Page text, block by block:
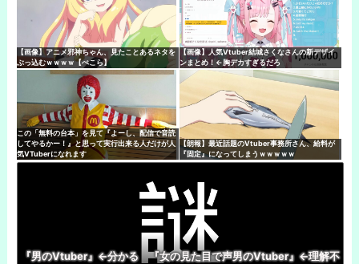
【画像】アニメ邪神ちゃん、見たことあるネタを
ぶっ込むｗｗｗｗ【ぺこら】
【画像】人気Vtuber結城さくなさんの新デザイ
ンまとめ！←胸デカすぎるだろ
この「無料の台本」を見て『よーし、配信で音読
してやるかー！』と思って実行出来る人だけが人
気VTuberになれます
【朗報】最近話題のVtuber事務所さん、給料が
『固定』になってしまうｗｗｗｗｗ
『男のVtuber』←分かる 『女の見た目で声男のVtuber』←理解不